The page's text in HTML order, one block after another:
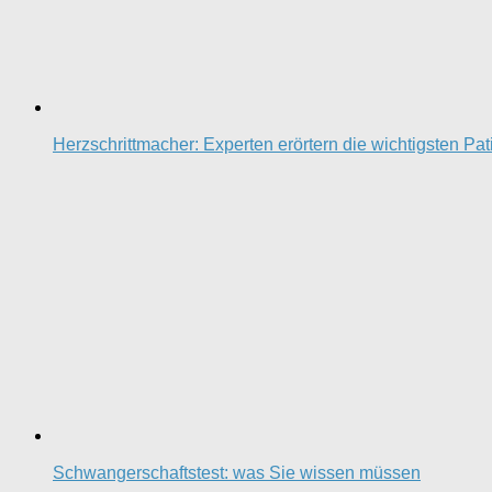
Herzschrittmacher: Experten erörtern die wichtigsten
Schwangerschaftstest: was Sie wissen müssen